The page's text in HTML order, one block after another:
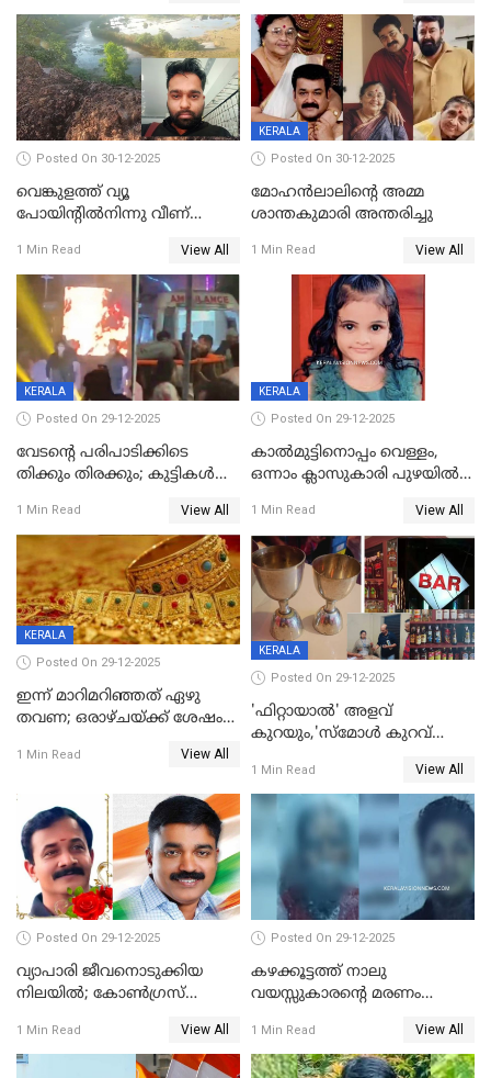
Posted On 30-12-2025
വെങ്കുളത്ത് വ്യൂ
പോയിന്റിൽനിന്നു വീണ്
1 Min Read View All
KERALA
Posted On 30-12-2025
മോഹന്‍ലാലിന്‍റെ അമ്മ
ശാന്തകുമാരി അന്തരിച്ചു
1 Min Read View All
KERALA
Posted On 29-12-2025
വേടന്റെ പരിപാടിക്കിടെ
തിക്കും തിരക്കും; കുട്ടികള്‍
പരിക്ക്; പാളം മറികടന്ന
യുവാവ് ട്രെയിന്‍ തട്ടി മരിച്ചു
1 Min Read View All
KERALA
Posted On 29-12-2025
കാൽമുട്ടിനൊപ്പം വെള്ളം,
ഒന്നാം ക്ലാസുകാരി പുഴയിൽ
കുട്ടികൾക്കൊപ്പം
കളിക്കുന്നതിനിടെ
1 Min Read View All
KERALA
Posted On 29-12-2025
ഇന്ന് മാറിമറിഞ്ഞത് ഏഴു
തവണ; ഒരാഴ്ചയ്ക്ക് ശേഷം
1 Min Read View All
KERALA
Posted On 29-12-2025
'ഫിറ്റായാൽ' അളവ്
കുറയും,'സ്‌മോൾ കുറവ്
പിഴ
1 Min Read View All
Posted On 29-12-2025
വ്യാപാരി ജീവനൊടുക്കിയ
നിലയില്‍; കോണ്‍ഗ്രസ്
മാനസികപീഡനമെന്ന് കുറിപ്പ്
1 Min Read View All
Posted On 29-12-2025
കഴക്കൂട്ടത്ത് നാലു
വയസ്സുകാരന്റെ മരണം
സുഹൃത്തും പൊലീസ്
കസ്റ്റഡിയിൽ
1 Min Read View All